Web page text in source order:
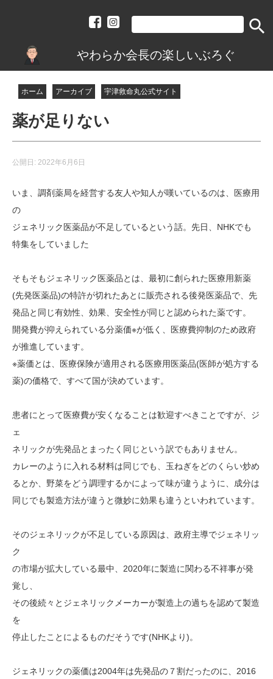
search
やわらか会長の楽しいぶろぐ
ホーム アーカイブ 宇津救命丸公式サイト
薬が足りない
公開日: 2022年6月6日
いま、調剤薬局を経営する友人や知人が嘆いているのは、医療用
の
ジェネリック医薬品が不足しているという話。先日、NHKでも
特集をしていました
そもそもジェネリック医薬品とは、最初に創られた医療用新薬
(先発医薬品)の特許が切れたあとに販売される後発医薬品で、先
発品と同じ有効性、効果、安全性が同じと認められた薬です。
開発費が抑えられている分薬価※が低く、医療費抑制のため政府
が推進しています。
※薬価とは、医療保険が適用される医療用医薬品(医師が処方する
薬)の価格で、すべて国が決めています。
患者にとって医療費が安くなることは歓迎すべきことですが、ジ
ェ
ネリックが先発品とまったく同じという訳でもありません。
カレーのように入れる材料は同じでも、玉ねぎをどのくらい炒め
るとか、野菜をどう調理するかによって味が違うように、成分は
同じでも製造方法が違うと微妙に効果も違うといわれています。
そのジェネリックが不足している原因は、政府主導でジェネリッ
ク
の市場が拡大している最中、2020年に製造に関わる不祥事が発
覚し、
その後続々とジェネリックメーカーが製造上の過ちを認めて製造
を
停止したことによるものだそうです(NHKより)。
ジェネリックの薬価は2004年は先発品の７割だったのに、2016